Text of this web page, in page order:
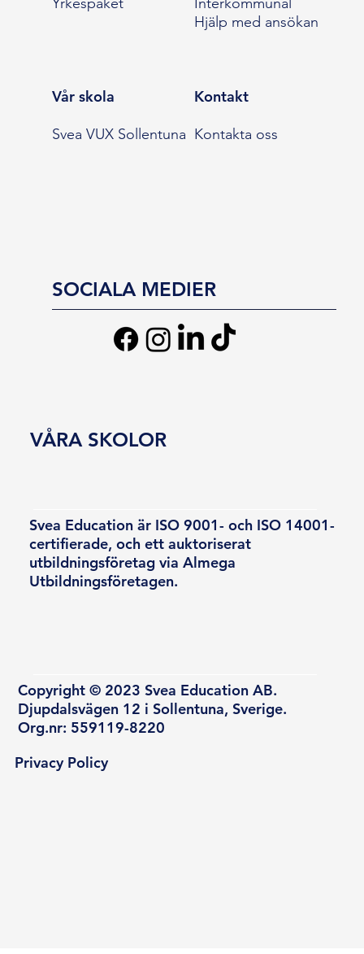
Hjälp med ansökan
Vår skola
Svea VUX Sollentuna
Kontakt
Kontakta oss
SOCIALA MEDIER
Svea Education är ISO 9001- och ISO 14001-
certifierade, och ett auktoriserat
utbildningsföretag via Almega
Utbildningsföretagen.
Copyright © 2023 Svea Education AB.
Djupdalsvägen 12 i Sollentuna, Sverige.
Org.nr: 559119-8220
VÅRA SKOLOR
Privacy Policy